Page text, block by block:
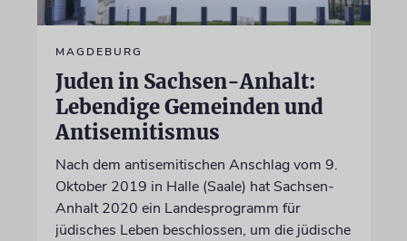
MAGDEBURG
Juden in Sachsen-Anhalt:
Lebendige Gemeinden und
Antisemitismus
Nach dem antisemitischen Anschlag vom 9.
Oktober 2019 in Halle (Saale) hat Sachsen-
Anhalt 2020 ein Landesprogramm für
jüdisches Leben beschlossen, um die jüdische